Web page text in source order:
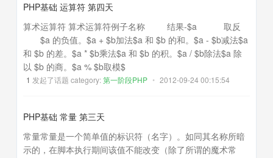
PHP基础 运算符 第四天
算术运算符 算术运算符例子名称 结果-$a 取反
$a 的负值。$a + $b加法$a 和 $b 的和。$a - $b减法$a
和 $b 的差。$a * $b乘法$a 和 $b 的积。$a / $b除法$a 除
以 $b 的商。$a % $b取模$
1 发起了话题 category:第一阶段PHP • 2012-09-24 00:15:54
PHP基础 常量 第三天
常量常量是一个简单值的标识符（名字）。如同其名称所暗
示的，在脚本执行期间该值不能改变（除了所谓的魔术常